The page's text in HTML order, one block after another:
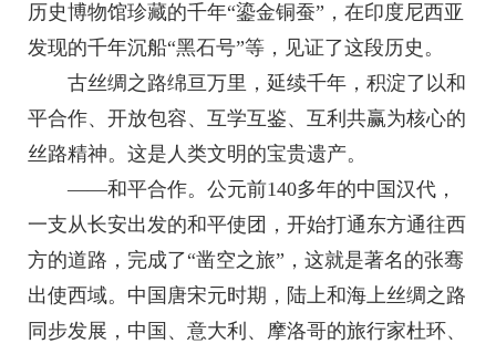
历史博物馆珍藏的千年“鎏金铜蚕”，在印度尼西亚
发现的千年沉船“黑石号”等，见证了这段历史。
古丝绸之路绵亘万里，延续千年，积淀了以和
平合作、开放包容、互学互鉴、互利共赢为核心的
丝路精神。这是人类文明的宝贵遗产。
——和平合作。公元前140多年的中国汉代，
一支从长安出发的和平使团，开始打通东方通往西
方的道路，完成了“凿空之旅”，这就是著名的张骞
出使西域。中国唐宋元时期，陆上和海上丝绸之路
同步发展，中国、意大利、摩洛哥的旅行家杜环、